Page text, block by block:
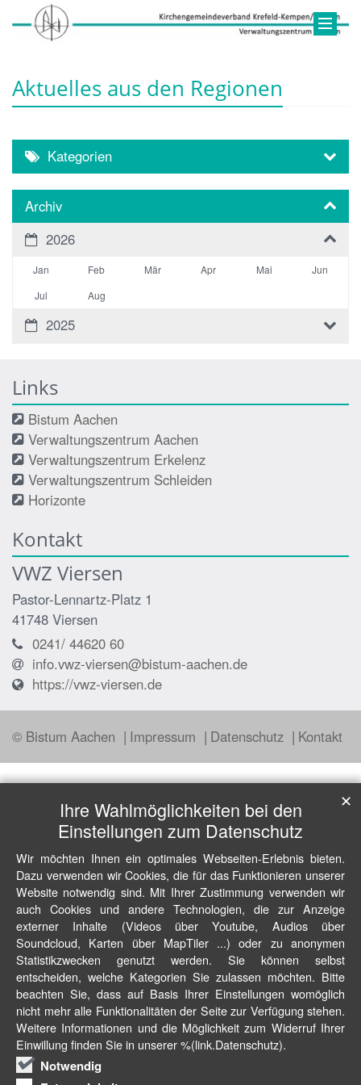
Aktuelles aus den Regionen
Kategorien
Archiv
2026
Jan Feb Mär Apr Mai
Jun
Jul
Aug
2025
Links
Bistum Aachen
Verwaltungszentrum Aachen
Verwaltungszentrum Erkelenz
Verwaltungszentrum Schleiden
Horizonte
Kontakt
VWZ Viersen
Pastor-Lennartz-Platz 1
41748 Viersen
0241/ 44620 60
info.vwz-viersen@bistum-aachen.de
https://vwz-viersen.de
© Bistum Aachen Impressum Datenschutz Kontakt
Ihre Wahlmöglichkeiten bei den
Einstellungen zum Datenschutz
Wir möchten Ihnen ein optimales Webseiten-Erlebnis bieten.
Dazu verwenden wir Cookies, die für das Funktionieren unserer
Website notwendig sind. Mit Ihrer Zustimmung verwenden wir
auch Cookies und andere Technologien, die zur Anzeige
externer Inhalte (Videos über Youtube, Audios über
Soundcloud, Karten über MapTiler ...) oder zu anonymen
Statistikzwecken genutzt werden. Sie können selbst
entscheiden, welche Kategorien Sie zulassen möchten. Bitte
beachten Sie, dass auf Basis Ihrer Einstellungen womöglich
nicht mehr alle Funktionalitäten der Seite zur Verfügung stehen.
Weitere Informationen und die Möglichkeit zum Widerruf Ihrer
Einwillung finden Sie in unserer %(link.Datenschutz).
Notwendig
✕